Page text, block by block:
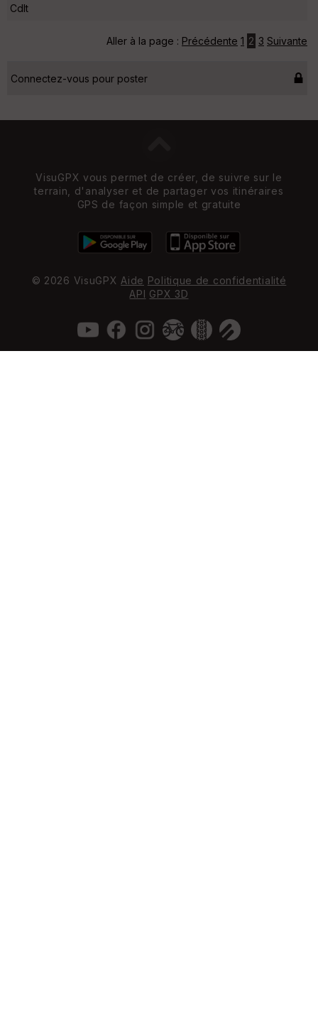
Cdlt
Aller à la page : Précédente 1 2 3 Suivante
Connectez-vous pour poster
VisuGPX vous permet de créer, de suivre sur le
terrain, d'analyser et de partager vos itinéraires
GPS de façon simple et gratuite
© 2026 VisuGPXAide Politique de confidentialité
API
GPX 3D